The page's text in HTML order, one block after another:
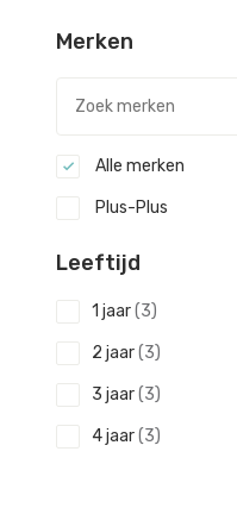
Merken
Alle merken
Plus-Plus
Leeftijd
1 jaar(3)
2 jaar(3)
3 jaar(3)
4 jaar(3)